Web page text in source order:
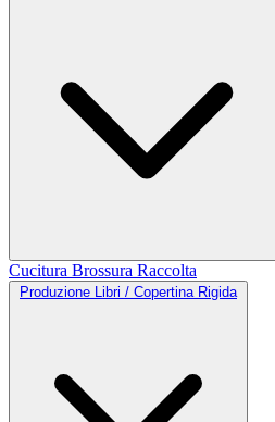
Cucitura Brossura Raccolta
Produzione Libri / Copertina Rigida